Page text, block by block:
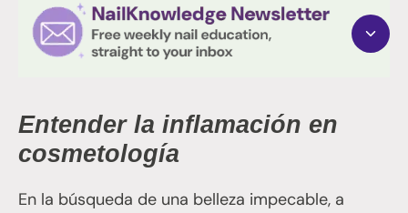
Entender la inflamación en
cosmetología
En la búsqueda de una belleza impecable, a